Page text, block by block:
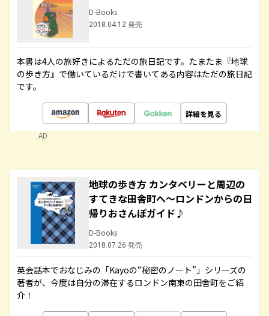
D-Books
2018.04.12 発売
本書は4人の旅好きによるただの旅日記です。たまたま『地球
の歩き方』で働いているだけで書いてある内容はただの旅日記
です。
詳細を見る
AD
地球の歩き方 カンタベリーと周辺の
すてきな田舎町へ～ロンドンからの日
帰りおさんぽガイド♪
D-Books
2018.07.26 発売
英会話本でおなじみの「Kayoの“秘密のノート”」シリーズの
著者が、今度は自分の滞在するロンドン南東の田舎町をご紹
介！